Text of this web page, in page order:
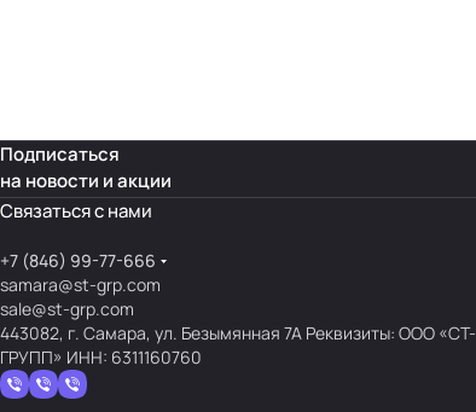
Подписаться
на новости и акции
Связаться с нами
+7 (846) 99-77-666
samara@st-grp.com
sale@st-grp.com
443082, г. Самара, ул. Безымянная 7А Реквизиты: ООО «СТ-
ГРУПП» ИНН: 6311160760